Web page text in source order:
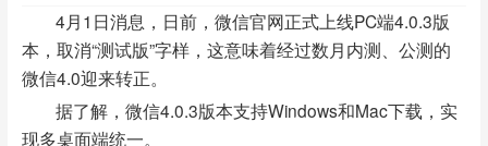
4月1日消息，日前，微信官网正式上线PC端4.0.3版
本，取消“测试版”字样，这意味着经过数月内测、公测的
微信4.0迎来转正。
据了解，微信4.0.3版本支持Windows和Mac下载，实
现多桌面端统一。